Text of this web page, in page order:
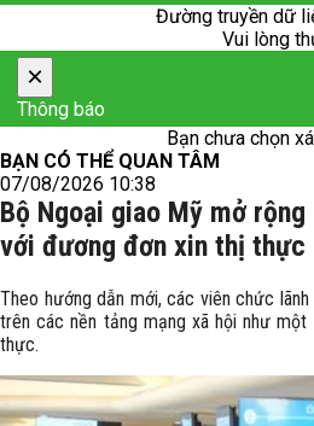
Đường truyền dữ
Vui lòng
×
Thông báo
Bạn chưa chọn
BẠN CÓ THỂ QUAN TÂM
07/08/2026 10:38
Bộ Ngoại giao Mỹ mở
với đương đơn xin thị thực
Theo hướng dẫn mới, các viên chức
trên các nền tảng mạng xã hội như
thực.